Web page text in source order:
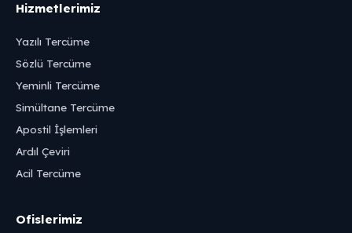
Hizmetlerimiz
Yazılı Tercüme
Sözlü Tercüme
Yeminli Tercüme
Simültane Tercüme
Apostil İşlemleri
Ardıl Çeviri
Acil Tercüme
Ofislerimiz